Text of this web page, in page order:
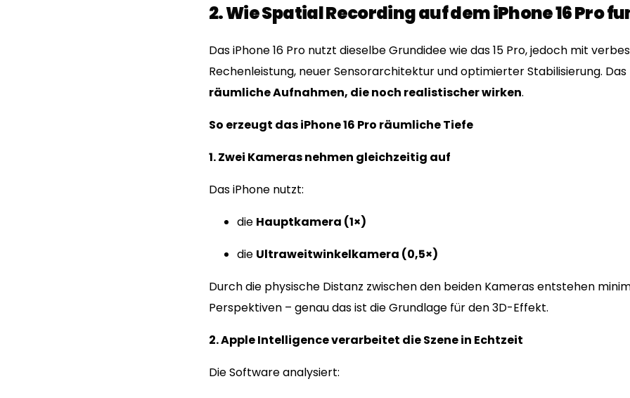
2. Wie Spatial Recording auf dem iPhone 16 Pro
Das iPhone 16 Pro nutzt dieselbe Grundidee wie das 15 Pro, jedoch mit
Rechenleistung, neuer Sensorarchitektur und optimierter Stabilisierung. Das
räumliche Aufnahmen, die noch realistischer wirken.
So erzeugt das iPhone 16 Pro räumliche Tiefe
1. Zwei Kameras nehmen gleichzeitig auf
Das iPhone nutzt:
die Hauptkamera (1×)
die Ultraweitwinkelkamera (0,5×)
Durch die physische Distanz zwischen den beiden Kameras entstehen
Perspektiven – genau das ist die Grundlage für den 3D-Effekt.
2. Apple Intelligence verarbeitet die Szene in Echtzeit
Die Software analysiert: